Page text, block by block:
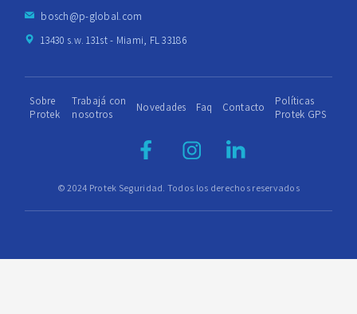
bosch@p-global.com
13430 s.w. 131st - Miami, FL 33186
© 2024 Protek Seguridad. Todos los derechos reservados
Sobre
Protek
Trabajá con
nosotros
Novedades Faq Contacto
Políticas
Protek GPS